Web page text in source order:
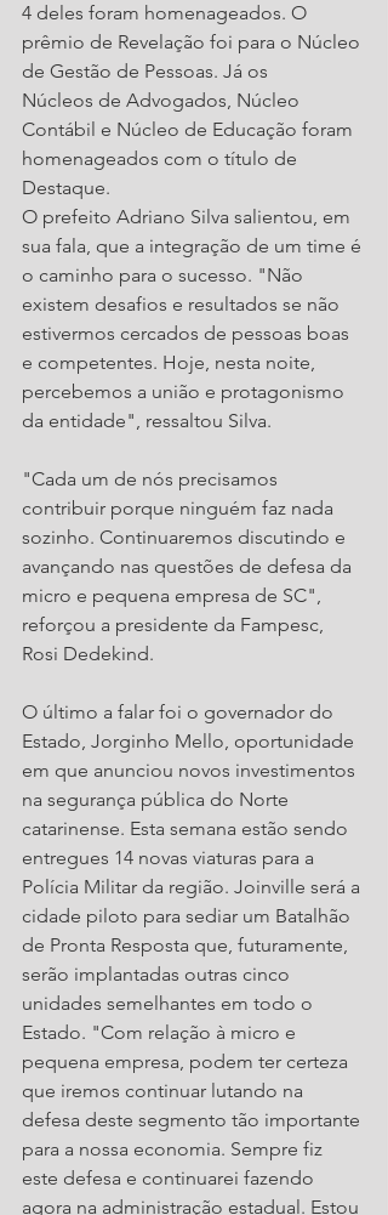
4 deles foram homenageados. O
prêmio de Revelação foi para o Núcleo
de Gestão de Pessoas. Já os
Núcleos de Advogados, Núcleo
Contábil e Núcleo de Educação foram
homenageados com o título de
Destaque.
O prefeito Adriano Silva salientou, em
sua fala, que a integração de um time é
o caminho para o sucesso. "Não
existem desafios e resultados se não
estivermos cercados de pessoas boas
e competentes. Hoje, nesta noite,
percebemos a união e protagonismo
da entidade", ressaltou Silva.
"Cada um de nós precisamos
contribuir porque ninguém faz nada
sozinho. Continuaremos discutindo e
avançando nas questões de defesa da
micro e pequena empresa de SC",
reforçou a presidente da Fampesc,
Rosi Dedekind.
O último a falar foi o governador do
Estado, Jorginho Mello, oportunidade
em que anunciou novos investimentos
na segurança pública do Norte
catarinense. Esta semana estão sendo
entregues 14 novas viaturas para a
Polícia Militar da região. Joinville será a
cidade piloto para sediar um Batalhão
de Pronta Resposta que, futuramente,
serão implantadas outras cinco
unidades semelhantes em todo o
Estado. "Com relação à micro e
pequena empresa, podem ter certeza
que iremos continuar lutando na
defesa deste segmento tão importante
para a nossa economia. Sempre fiz
este defesa e continuarei fazendo
agora na administração estadual. Estou